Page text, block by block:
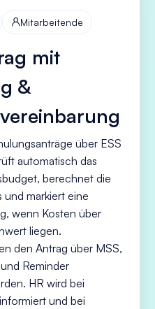
Mitarbeitende
mit
&
über ESS
automatisch das
berechnet die
und markiert eine
wenn Kosten über
liegen.
den Antrag über MSS,
Reminder
HR wird bei
und bei